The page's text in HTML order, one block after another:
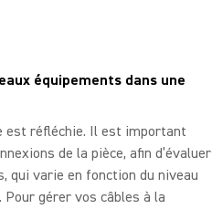
équipements dans une
est réfléchie. Il est important
de la pièce, afin d’évaluer
qui varie en fonction du niveau
gérer vos câbles à la